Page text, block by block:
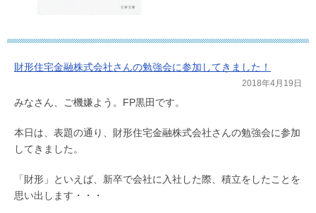
財形住宅金融株式会社さんの勉強会に参加してきました！
2018年4月19日
みなさん、ご機嫌よう。FP黒田です。
本日は、表題の通り、財形住宅金融株式会社さんの勉強会に参加
してきました。
「財形」といえば、新卒で会社に入社した際、積立をしたことを
思い出します・・・